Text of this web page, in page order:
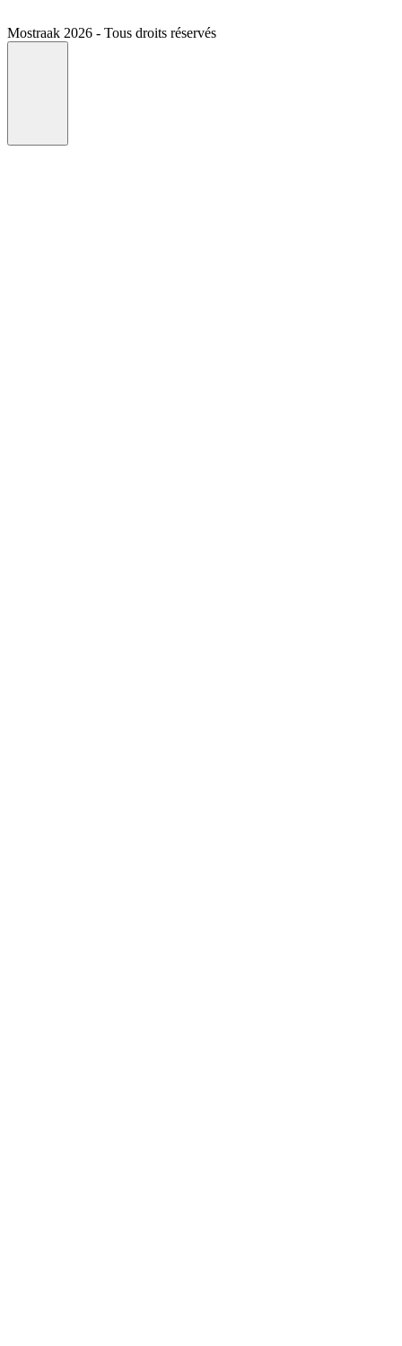
Mostraak 2026 - Tous droits réservés